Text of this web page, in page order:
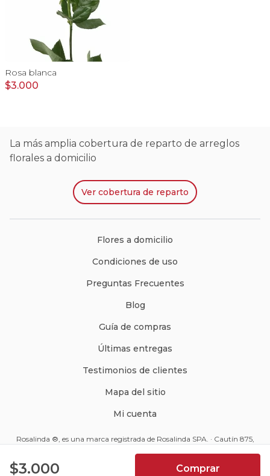
Rosa blanca
$3.000
$3.000 Comprar
La más amplia cobertura de reparto de arreglos
florales a domicilio
Ver cobertura de reparto
Flores a domicilio
Condiciones de uso
Preguntas Frecuentes
Blog
Guía de compras
Últimas entregas
Testimonios de clientes
Mapa del sitio
Mi cuenta
Rosalinda ®, es una marca registrada de Rosalinda SPA. · Cautín 875,
+562 2570 9510
4.9